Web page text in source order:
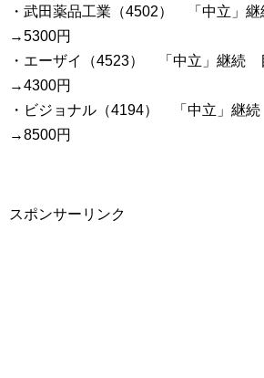
・武田薬品工業（4502） 「中立」
→5300円
・エーザイ（4523） 「中立」継続
→4300円
・ビジョナル（4194） 「中立」継
→8500円
スポンサーリンク